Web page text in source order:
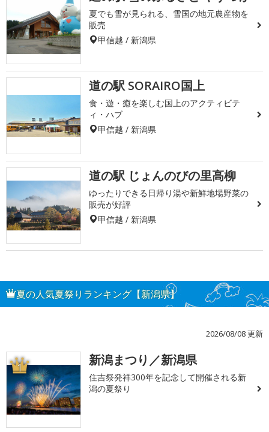
夏でも雪が見られる、雪国の地元農産物を
販売
甲信越 / 新潟県
道の駅 SORAIRO国上
食・遊・癒を楽しむ国上のアクティビテ
ィ・ハブ
甲信越 / 新潟県
道の駅 じょんのびの里高柳
ゆったりできる日帰り湯や新鮮地場野菜の
販売が好評
甲信越 / 新潟県
夏の人気夏祭りランキング【新潟県】
2026/08/08 更新
1 新潟まつり／新潟県
住吉祭発祥300年を記念して開催される新
潟の夏祭り